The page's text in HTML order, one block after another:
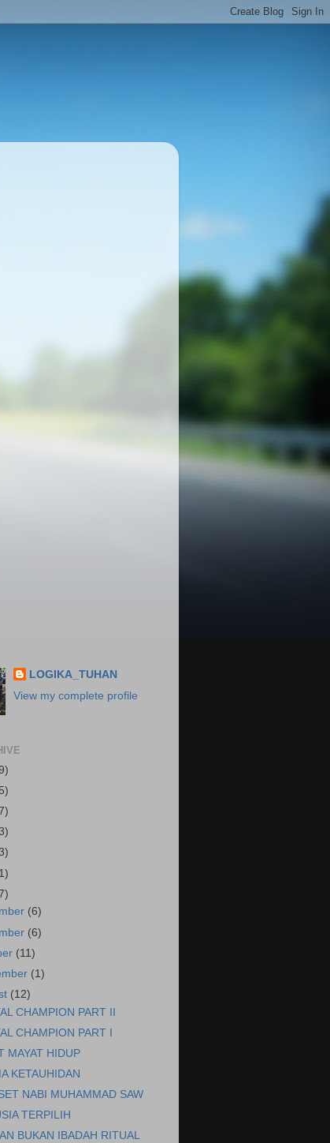
LOGIKA_TUHAN
View my complete profile
(6)
(6)
(11)
(1)
(12)
CHAMPION PART II
CHAMPION PART I
MAYAT HIDUP
KETAUHIDAN
NABI MUHAMMAD SAW
TERPILIH
BUKAN IBADAH RITUAL